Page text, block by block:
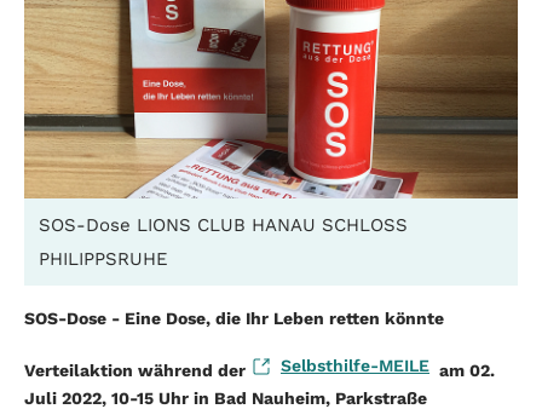
SOS-Dose LIONS CLUB HANAU SCHLOSS
PHILIPPSRUHE
SOS-Dose - Eine Dose, die Ihr Leben retten könnte
Verteilaktion während der Selbsthilfe-MEILE am 02.
Juli 2022, 10-15 Uhr in Bad Nauheim, Parkstraße